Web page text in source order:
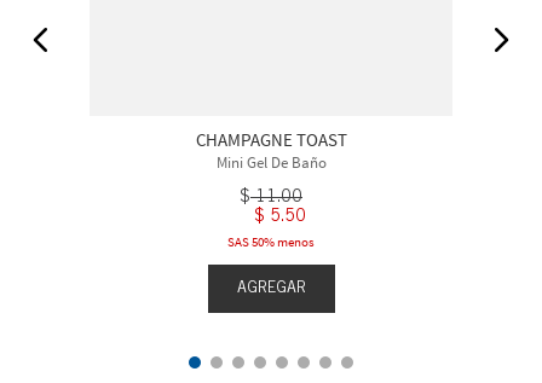
CHAMPAGNE TOAST
Mini Gel De Baño
$ 11.00
$ 5.50
SAS 50% menos
AGREGAR